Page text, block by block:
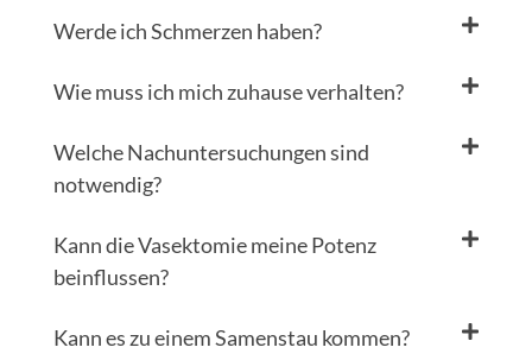
Werde ich Schmerzen haben?
Wie muss ich mich zuhause verhalten?
Welche Nachuntersuchungen sind
notwendig?
Kann die Vasektomie meine Potenz
beinflussen?
Kann es zu einem Samenstau kommen?